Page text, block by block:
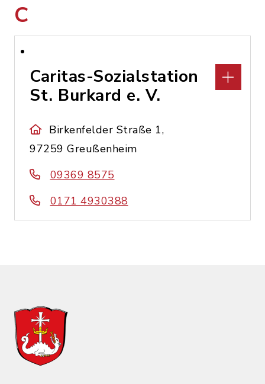
C
Caritas-Sozialstation
St. Burkard e. V.
Birkenfelder Straße 1,
97259 Greußenheim
09369 8575
0171 4930388